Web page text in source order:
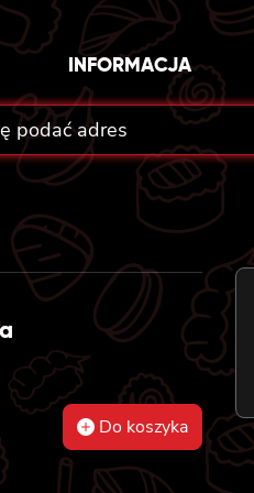
INFORMACJA
podać adres
Do koszyka